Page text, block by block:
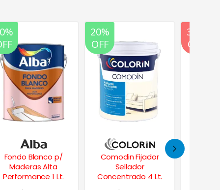
Comodin Fijador
Sellador
Concentrado 4 Lt.
20%
OFF
35%
OFF
Ligante Adhesivo
p/ Mezclas y
Morteros 4 Lt.
20%
OFF